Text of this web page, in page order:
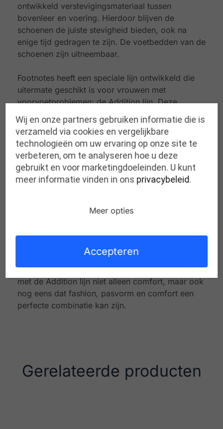
ontwikkeld verstevigingsmateriaal tussen
bovenleer en voering. Hierdoor blijven de
schoenen de juiste stevigheid bieden, ook na
enige tijd gedragen te zijn. De voetbedden van de
schoenen zijn uitneembaar.
Footnotes heeft een speciale lijn ontwikkeld die
uitermate geschikt is voor vrouwen met
voorvoetproblemen: de Addition lijn.Deze
sneaker behoort tot deze lijn.
Deze schoenen
bieden een versnelde afwikkeling in de zool,
waardoor de schoen gemakkelijker afrolt. In
combinatie met een steunzool kunnen
voorvoetklachten hierdoor snel verminderen. De
voet moet minder inspanningen leveren. De zool
is in zijn geheel wat stugger, waardoor de schoen
is de zool gemaakt van heel erg licht EVA
voor de tenen. Uitermate geschikt voor
bijvoorbeeld Morton’s neuralgie syndroom,
peesplaatontsteking of hallux rigidus. Mensen die
een staand of lopend beroep uitoefenen, ervaren
met de Addition lijn niet alleen comfort, maar ook
nog eens dat fashion, pasvorm en comfort een
perfecte combinatie kan zijn.
Gerelateerde producten
Wij en onze partners gebruiken informatie die is
verzameld via cookies en vergelijkbare
technologieën om uw ervaring op onze site te
verbeteren, om te analyseren hoe u deze
gebruikt en voor marketingdoeleinden. U kunt
meer informatie vinden in ons privacybeleid.
Meer opties
Accepteren